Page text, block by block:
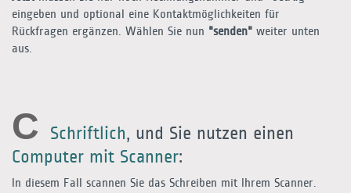
eingeben und optional eine Kontaktmöglichkeiten für
Rückfragen ergänzen. Wählen Sie nun "senden" weiter unten
aus.
C Schriftlich, und Sie nutzen einen
Computer mit Scanner:
In diesem Fall scannen Sie das Schreiben mit Ihrem Scanner.